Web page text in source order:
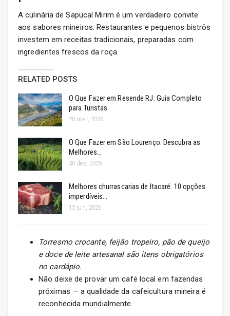
A culinária de Sapucaí Mirim é um verdadeiro convite
aos sabores mineiros. Restaurantes e pequenos bistrôs
investem em receitas tradicionais, preparadas com
ingredientes frescos da roça.
RELATED POSTS
O Que Fazer em Resende RJ: Guia Completo
para Turistas
28 mar, 2026
O Que Fazer em São Lourenço: Descubra as
Melhores…
30 dez, 2025
Melhores churrascarias de Itacaré: 10 opções
imperdíveis…
15 jun, 2026
Torresmo crocante, feijão tropeiro, pão de queijo
e doce de leite artesanal são itens obrigatórios
no cardápio.
Não deixe de provar um café local em fazendas
próximas — a qualidade da cafeicultura mineira é
reconhecida mundialmente.